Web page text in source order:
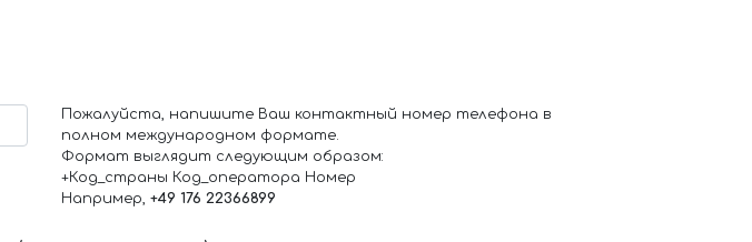
Пожалуйста, напишите Ваш контактный номер телефона в
полном международном формате.
Формат выглядит следующим образом:
+Код_страны Код_оператора Номер
Например, +49 176 22366899